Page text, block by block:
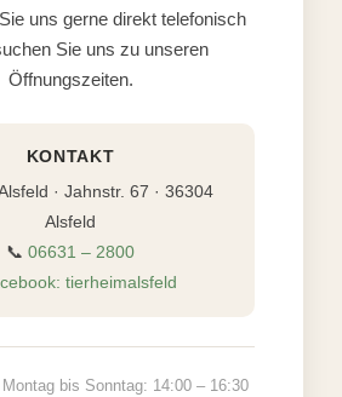
uns gerne direkt telefonisch
Sie uns zu unseren
Öffnungszeiten.
KONTAKT
· Jahnstr. 67 · 36304
Alsfeld
📞 06631 – 2800
tierheimalsfeld
bis Sonntag: 14:00 – 16:30